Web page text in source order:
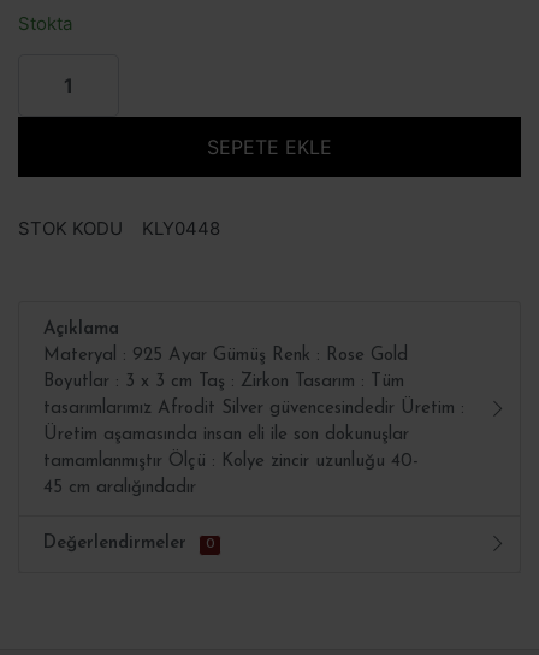
Stokta
SEPETE EKLE
STOK KODU KLY0448
Açıklama
Materyal : 925 Ayar Gümüş Renk : Rose Gold
Boyutlar : 3 x 3 cm Taş : Zirkon Tasarım : Tüm
tasarımlarımız Afrodit Silver güvencesindedir Üretim :
Üretim aşamasında insan eli ile son dokunuşlar
tamamlanmıştır Ölçü : Kolye zincir uzunluğu 40-
45 cm aralığındadır
Değerlendirmeler 0